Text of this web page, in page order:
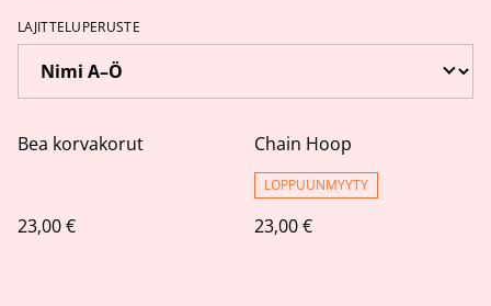
LAJITTELUPERUSTE
Bea korvakorut
23,00 €
Chain Hoop
LOPPUUNMYYTY
23,00 €